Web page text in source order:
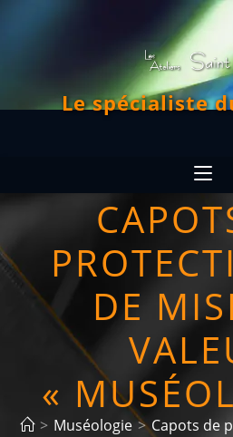
Le spécialiste
DE
«
> Muséologie > Capots de